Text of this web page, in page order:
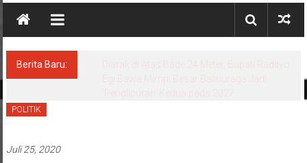
Mitra
Terpercaya
Berita Baru:
POLITIK
Juli 25, 2020